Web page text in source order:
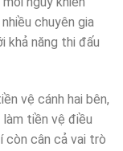
chuyên gia
khả năng thi đấu
vệ cánh hai bên,
tiền vệ điều
còn cân cả vai trò